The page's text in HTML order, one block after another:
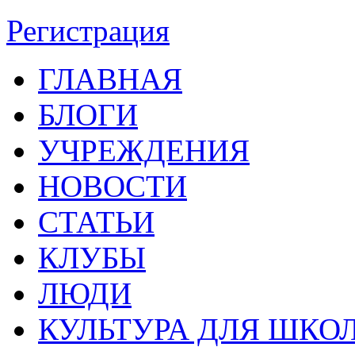
Регистрация
ГЛАВНАЯ
БЛОГИ
УЧРЕЖДЕНИЯ
НОВОСТИ
СТАТЬИ
КЛУБЫ
ЛЮДИ
КУЛЬТУРА ДЛЯ